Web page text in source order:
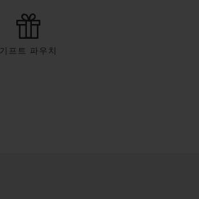
기프트 파우치